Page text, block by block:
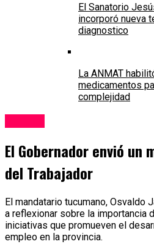
El Sanatorio
incorporó nueva
diagnostico
La ANMAT
medicamentos
complejidad
El Gobernador envió un
del Trabajador
El mandatario tucumano, Osvaldo
a reflexionar sobre la importancia
iniciativas que promueven el
empleo en la provincia.